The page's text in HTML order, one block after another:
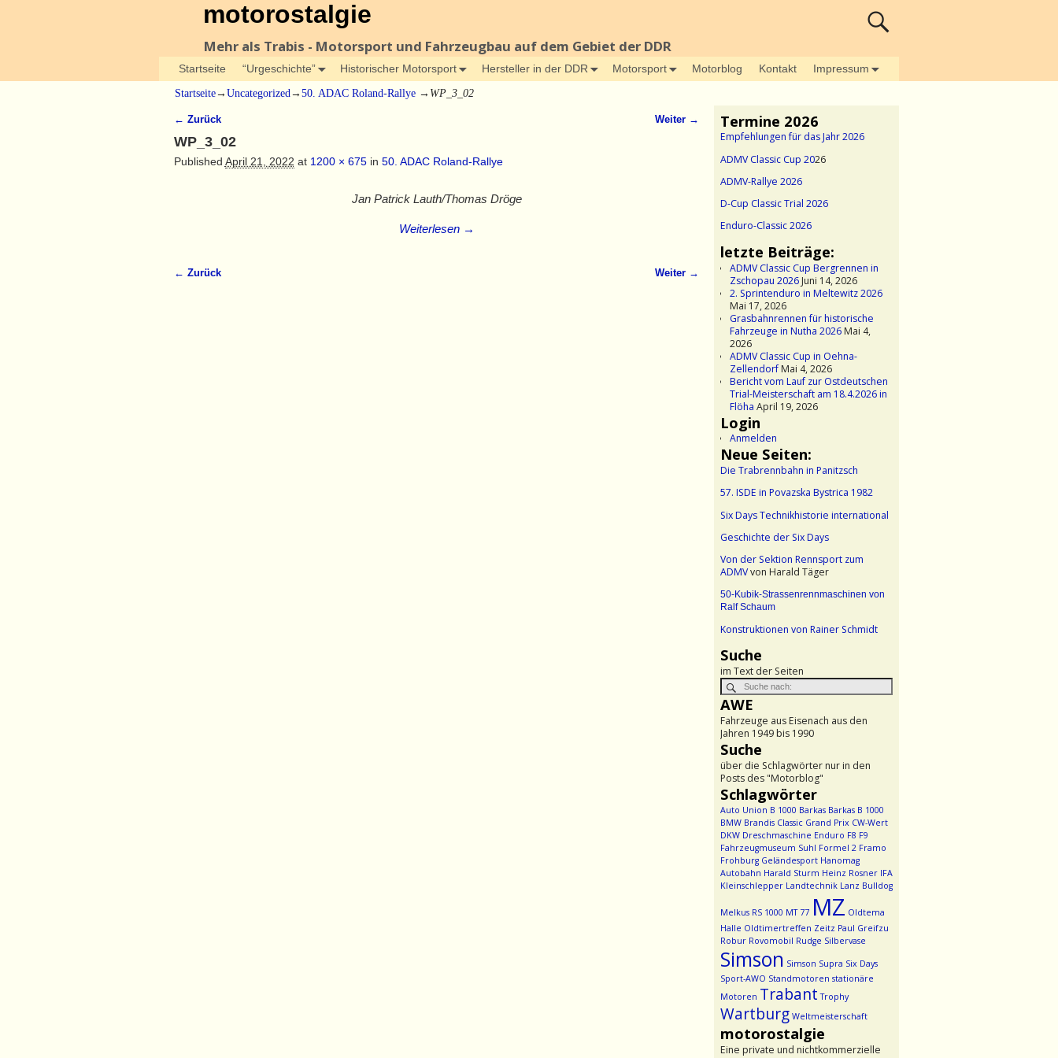
motorostalgie
Mehr als Trabis - Motorsport und Fahrzeugbau auf dem Gebiet der DDR
Startseite “Urgeschichte” Historischer Motorsport Hersteller in der DDR Motorsport Motorblog Kontakt Impressum
Startseite→ Uncategorized → 50. ADAC Roland-Rallye → WP_3_02
Bilder-Navigation
← Zurück Weiter →
WP_3_02
Published April 21, 2022 at 1200 × 675in 50. ADAC Roland-Rallye
Jan Patrick Lauth/Thomas Dröge
Weiterlesen →
← Zurück Weiter →
Termine 2026
Empfehlungen für das Jahr 2026
ADMV Classic Cup 2026
ADMV-Rallye 2026
D-Cup Classic Trial 2026
Enduro-Classic 2026
letzte Beiträge:
ADMV Classic Cup Bergrennen in
Zschopau 2026Juni 14, 2026
2. Sprintenduro in Meltewitz 2026
Mai 17, 2026
Grasbahnrennen für historische
Fahrzeuge in Nutha 2026Mai 4,
2026
ADMV Classic Cup in Oehna-
ZellendorfMai 4, 2026
Bericht vom Lauf zur Ostdeutschen
Trial-Meisterschaft am 18.4.2026 in
Flöha April 19, 2026
Login
Anmelden
Neue Seiten:
Die Trabrennbahn in Panitzsch
57. ISDE in Povazska Bystrica 1982
Six Days Technikhistorie international
Geschichte der Six Days
Von der Sektion Rennsport zum
ADMVvon Harald Täger
50-Kubik-Strassenrennmaschinen von
Ralf Schaum
Konstruktionen von Rainer Schmidt
Suche
im Text der Seiten
AWE
Fahrzeuge aus Eisenach aus den
Jahren 1949 bis 1990
Suche
über die Schlagwörter nur in den
Posts des "Motorblog"
Schlagwörter
Auto Union B 1000 Barkas Barkas B 1000
BMW Brandis Classic Grand Prix CW-Wert
DKW Dreschmaschine Enduro F8 F9
Fahrzeugmuseum Suhl Formel 2 Framo
Frohburg Geländesport Hanomag
Autobahn Harald Sturm Heinz Rosner IFA
Kleinschlepper Landtechnik Lanz Bulldog
Melkus RS 1000 MT 77 MZ Oldtema
Halle Oldtimertreffen Zeitz Paul Greifzu
Robur Rovomobil Rudge Silbervase
Simson Simson Supra Six Days
Sport-AWO Standmotoren stationäre
Motoren Trabant Trophy
Wartburg Weltmeisterschaft
motorostalgie
Eine private und nichtkommerzielle